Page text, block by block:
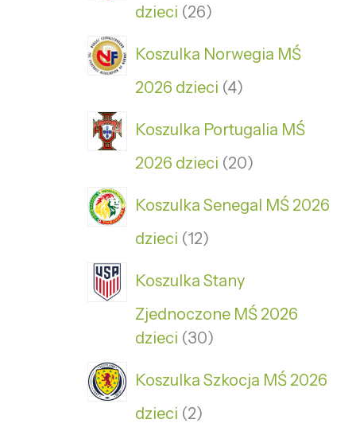
dzieci 26
Koszulka Norwegia MŚ
2026 dzieci 4
Koszulka Portugalia MŚ
2026 dzieci 20
Koszulka Senegal MŚ 2026
dzieci 12
Koszulka Stany
Zjednoczone MŚ 2026
dzieci 30
Koszulka Szkocja MŚ 2026
dzieci 2